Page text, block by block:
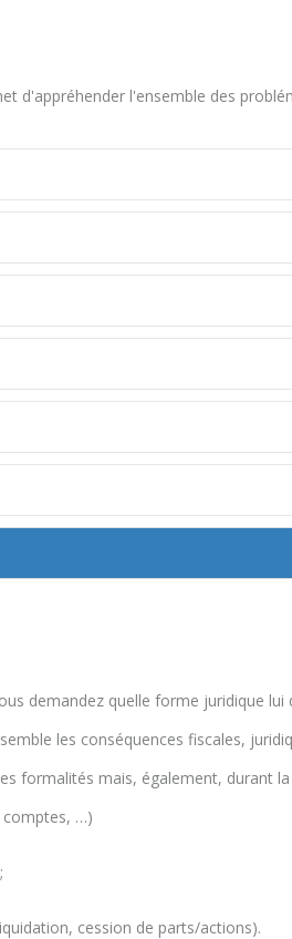
d'appréhender l'ensemble des
demandez quelle forme juridique lui
les conséquences fiscales,
formalités mais, également,
comptes, …)
cession de parts/actions).